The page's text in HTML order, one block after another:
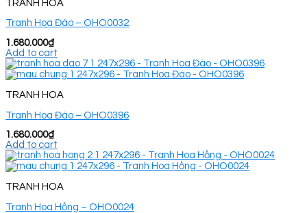
TRANH HOA
Tranh Hoa Đào – OHO0032
1.680.000₫
Add to cart
TRANH HOA
Tranh Hoa Đào – OHO0396
1.680.000₫
Add to cart
TRANH HOA
Tranh Hoa Hồng – OHO0024